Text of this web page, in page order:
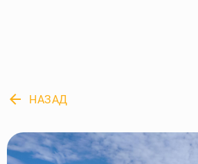
arrow_back НАЗАД